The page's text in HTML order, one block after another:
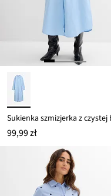
99,99 zł